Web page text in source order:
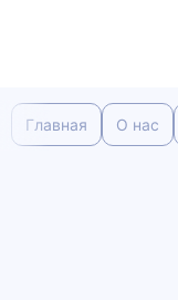
Главная О нас